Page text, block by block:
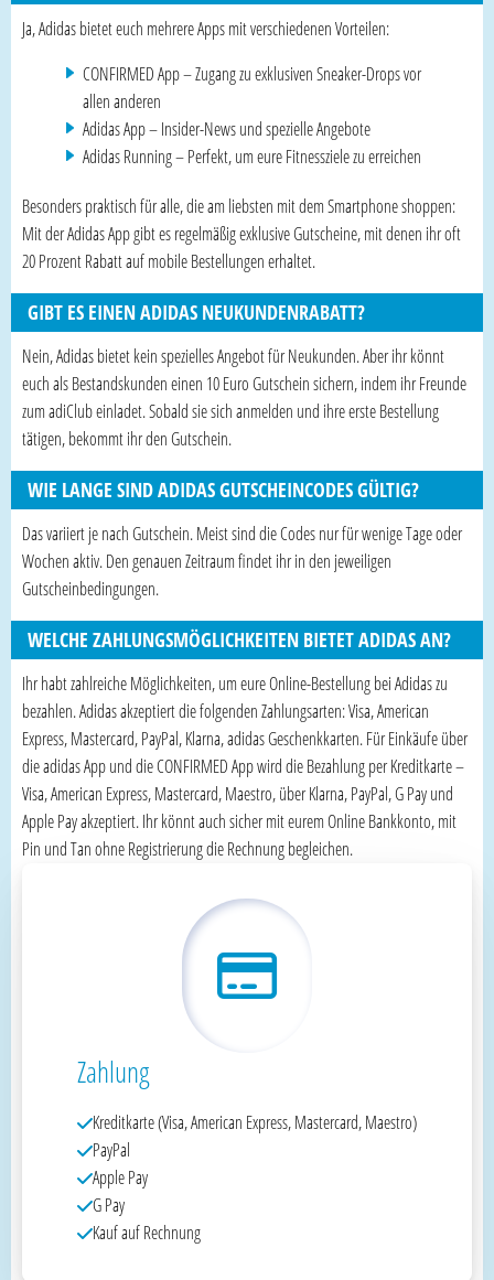
Ja, Adidas bietet euch mehrere Apps mit verschiedenen Vorteilen:
CONFIRMED App – Zugang zu exklusiven Sneaker-Drops vor
allen anderen
Adidas App – Insider-News und spezielle Angebote
Adidas Running – Perfekt, um eure Fitnessziele zu erreichen
Besonders praktisch für alle, die am liebsten mit dem Smartphone shoppen:
Mit der Adidas App gibt es regelmäßig exklusive Gutscheine, mit denen ihr oft
20 Prozent Rabatt auf mobile Bestellungen erhaltet.
GIBT ES EINEN ADIDAS NEUKUNDENRABATT?
Nein, Adidas bietet kein spezielles Angebot für Neukunden. Aber ihr könnt
euch als Bestandskunden einen 10 Euro Gutschein sichern, indem ihr Freunde
zum adiClub einladet. Sobald sie sich anmelden und ihre erste Bestellung
tätigen, bekommt ihr den Gutschein.
WIE LANGE SIND ADIDAS GUTSCHEINCODES GÜLTIG?
Das variiert je nach Gutschein. Meist sind die Codes nur für wenige Tage oder
Wochen aktiv. Den genauen Zeitraum findet ihr in den jeweiligen
Gutscheinbedingungen.
WELCHE ZAHLUNGSMÖGLICHKEITEN BIETET ADIDAS AN?
Ihr habt zahlreiche Möglichkeiten, um eure Online-Bestellung bei Adidas zu
bezahlen. Adidas akzeptiert die folgenden Zahlungsarten: Visa, American
Express, Mastercard, PayPal, Klarna, adidas Geschenkkarten. Für Einkäufe über
die adidas App und die CONFIRMED App wird die Bezahlung per Kreditkarte –
Visa, American Express, Mastercard, Maestro, über Klarna, PayPal, G Pay und
Apple Pay akzeptiert. Ihr könnt auch sicher mit eurem Online Bankkonto, mit
Pin und Tan ohne Registrierung die Rechnung begleichen.
Zahlung
Kreditkarte (Visa, American Express, Mastercard, Maestro)
PayPal
Apple Pay
G Pay
Kauf auf Rechnung